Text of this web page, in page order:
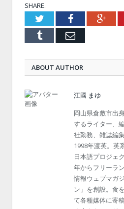
SHARE.
TwitterFacebook
Tumblr Email
ABOUT AUTHOR
江國 まゆ
岡山県倉敷市出
するライター、
社勤務、雑誌編
1998年渡英。英
日本語プロジェ
年からフリーラ
情報ウェブマガ
ン」を創設。食
て各種媒体に寄